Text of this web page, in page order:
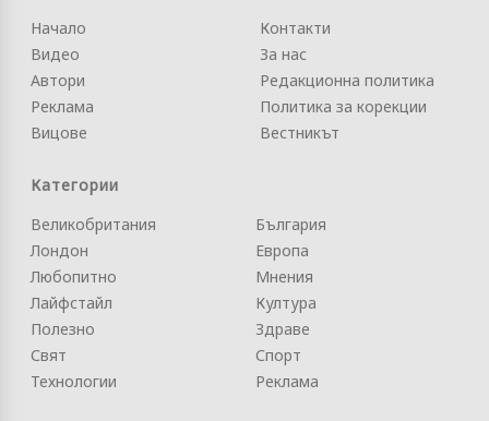
Начало
Видео
Автори
Реклама
Вицове
Контакти
За нас
Редакционна политика
Политика за корекции
Вестникът
Категории
Великобритания
Лондон
Любопитно
Лайфстайл
Полезно
Свят
Технологии
България
Европа
Мнения
Култура
Здраве
Спорт
Реклама